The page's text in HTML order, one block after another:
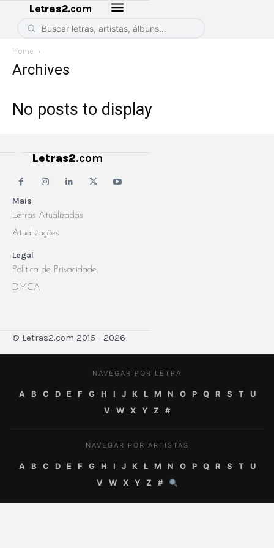
Letras2.com
Home
Archives
No posts to display
Mais
Letras Atualizadas
Atualizações
Legal
Politica de Privacidade
DMCA
Letras2.com
© Letras2.com 2015 - 2026
NAVEGAR POR LETRA
A B C D E F G H I J K L M N O P Q R S T
U
V
W X Y Z #
NAVEGAR POR ARTISTAS
A B C D E F G H I J K L M N O P Q R S T
U
V
W X Y Z #